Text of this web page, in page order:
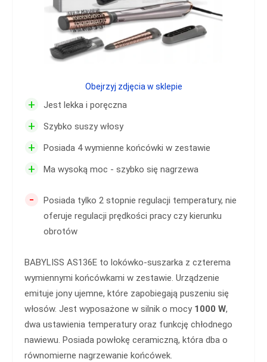
+ Jest lekka i poręczna
+ Szybko suszy włosy
+ Posiada 4 wymienne końcówki w zestawie
+ Ma wysoką moc - szybko się nagrzewa
-
Posiada tylko 2 stopnie regulacji temperatury, nie
oferuje regulacji prędkości pracy czy kierunku
obrotów
BABYLISS AS136E to lokówko-suszarka z czterema
wymiennymi końcówkami w zestawie. Urządzenie
emituje jony ujemne, które zapobiegają puszeniu się
włosów. Jest wyposażone w silnik o mocy 1000 W,
dwa ustawienia temperatury oraz funkcję chłodnego
nawiewu. Posiada powłokę ceramiczną, która dba o
równomierne nagrzewanie końcówek.
Obejrzyj zdjęcia w sklepie